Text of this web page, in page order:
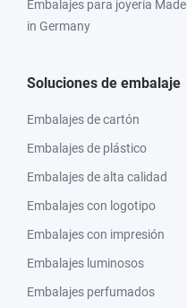
Embalajes para joyería Made
in Germany
Soluciones de embalaje
Embalajes de cartón
Embalajes de plástico
Embalajes de alta calidad
Embalajes con logotipo
Embalajes con impresión
Embalajes luminosos
Embalajes perfumados